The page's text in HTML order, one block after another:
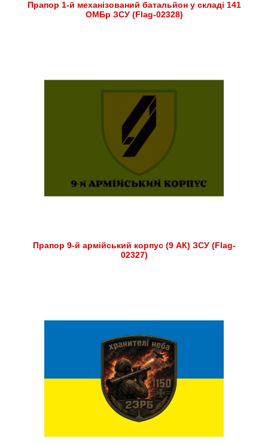
Прапор 1-й механізований батальйон у складі 141
ОМБр ЗСУ (Flag-02328)
Прапор 9-й армійський корпус (9 АК) ЗСУ (Flag-
02327)